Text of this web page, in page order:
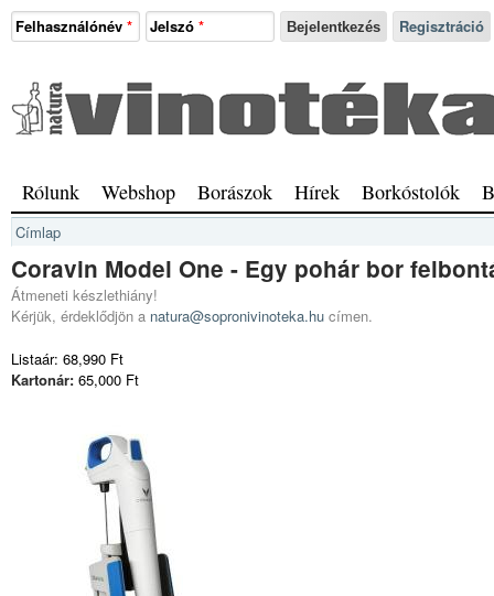
Ugrás a tartalomra
Felhasználónév * Jelszó * Regisztráció
Natura
Vinotéka
Főmenü
Rólunk Webshop Borászok Hírek Borkóstolók
Jelenlegi hely
Címlap
Coravin Model One - Egy pohár bor
Átmeneti készlethiány!
Kérjük, érdeklődjön a natura@sopronivinoteka.hu címen.
Listaár: 68,990 Ft
Kartonár: 65,000 Ft